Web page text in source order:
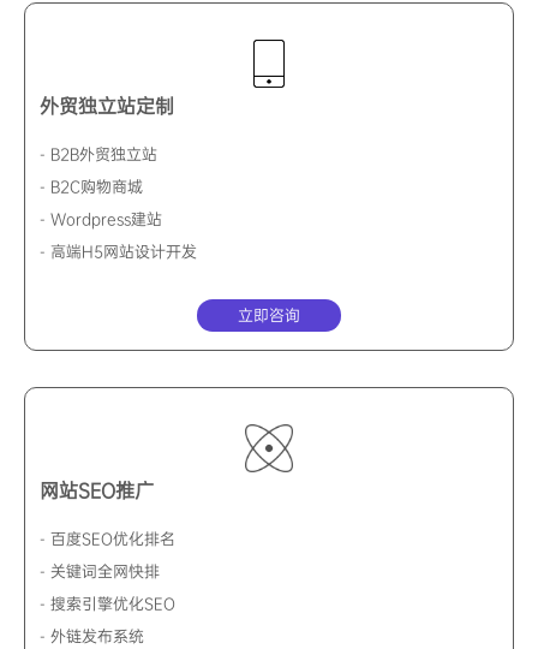
外贸独立站定制
- B2B外贸独立站
- B2C购物商城
- Wordpress建站
- 高端H5网站设计开发
立即咨询
网站SEO推广
- 百度SEO优化排名
- 关键词全网快排
- 搜索引擎优化SEO
- 外链发布系统